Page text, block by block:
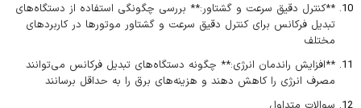
**کنترل دقیق سرعت و گشتاور:** بررسی چگونگی استفاده از دستگاه‌های
تبدیل فرکانس برای کنترل دقیق سرعت و گشتاور موتورها در کاربردهای
مختلف
**افزایش راندمان انرژی:** چگونه دستگاه‌های تبدیل فرکانس می‌توانند
مصرف انرژی را کاهش دهند و هزینه‌های برق را به حداقل برسانند